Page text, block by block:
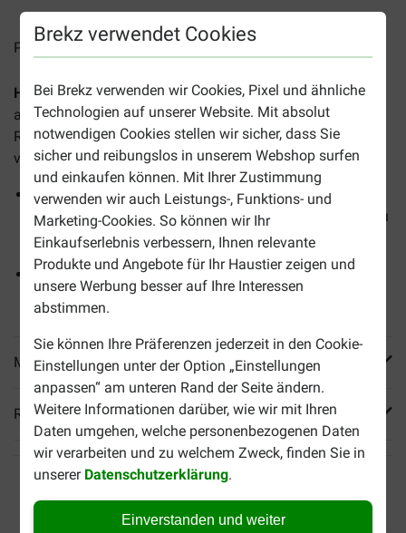
Brekz verwendet Cookies
Bei Brekz verwenden wir Cookies, Pixel und ähnliche
Technologien auf unserer Website. Mit absolut
notwendigen Cookies stellen wir sicher, dass Sie
sicher und reibungslos in unserem Webshop surfen
und einkaufen können. Mit Ihrer Zustimmung
verwenden wir auch Leistungs-, Funktions- und
Marketing-Cookies. So können wir Ihr
Einkaufserlebnis verbessern, Ihnen relevante
Produkte und Angebote für Ihr Haustier zeigen und
unsere Werbung besser auf Ihre Interessen
abstimmen.
Sie können Ihre Präferenzen jederzeit in den Cookie-
Einstellungen unter der Option „Einstellungen
anpassen“ am unteren Rand der Seite ändern.
Weitere Informationen darüber, wie wir mit Ihren
Daten umgehen, welche personenbezogenen Daten
wir verarbeiten und zu welchem Zweck, finden Sie in
unserer Datenschutzerklärung.
Einverstanden und weiter
Preise inkl. MwSt zzgl. Versandkosten
Hill's Prescription Diet A/D Urgent Careist ein Diätfutter
aus der Dose für Hunde und Katzen, das während der
Rekonvaleszenz nach einer Krankheit oder Operation
verabreicht werden kann.
Energiereich mit hochverdaulichen Proteinen, um den
erhöhten Energiebedarf während der Rekonvaleszenz zu
decken
Enthält Antioxidantien zur Unterstützung des
Immunsystems und Heilungsprozesses
Mehr Produktinfos
Reviews